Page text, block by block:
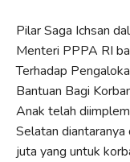
Pilar Saga Ichsan
Menteri PPPA RI
Terhadap
Bantuan Bagi
Anak telah
Selatan
juta yang untuk